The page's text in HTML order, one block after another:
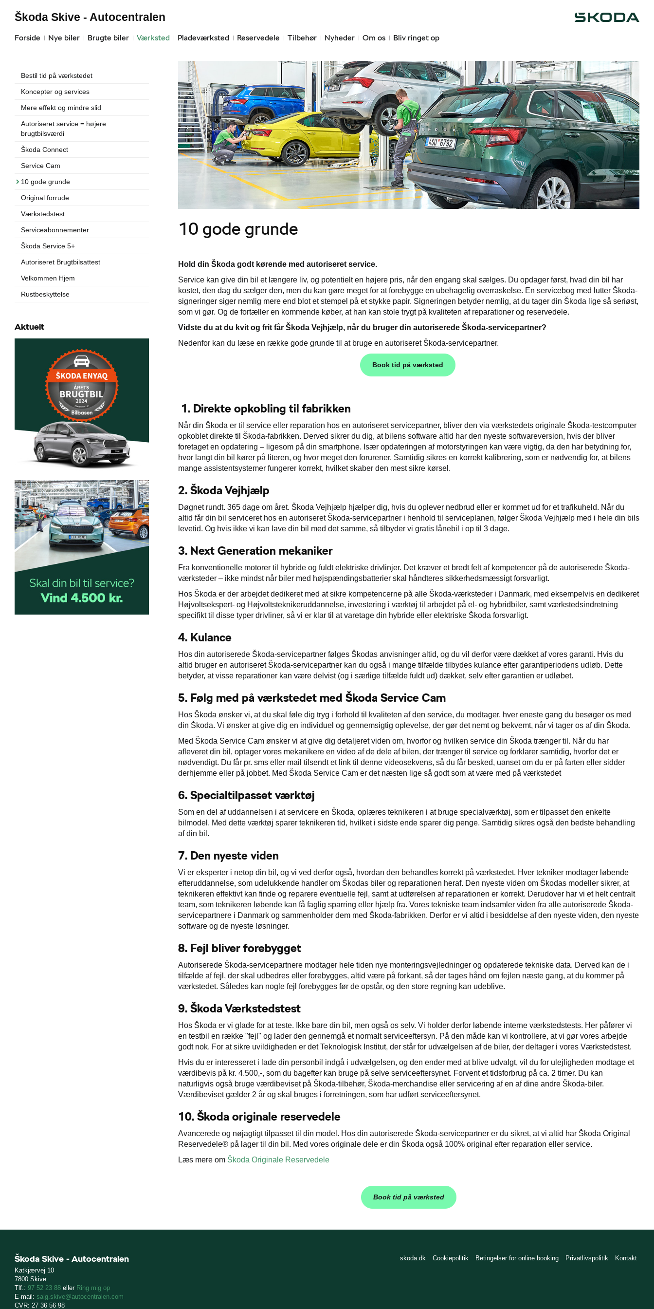
Forside Nye biler Brugte biler Værksted Pladeværksted Reservedele Tilbehør Nyheder Om os Bliv ringet op
Škoda Skive - Autocentralen
Bestil tid på værkstedet
Koncepter og services
Mere effekt og mindre slid
Autoriseret service = højere
brugtbilsværdi
Škoda Connect
Service Cam
10 gode grunde
Original forrude
Værkstedstest
Serviceabonnementer
Škoda Service 5+
Autoriseret Brugtbilsattest
Velkommen Hjem
Rustbeskyttelse
Aktuelt
10 gode grunde
Hold din Škoda godt kørende med autoriseret service.
Service kan give din bil et længere liv, og potentielt en højere pris, når den engang skal sælges. Du opdager først, hvad din bil har
kostet, den dag du sælger den, men du kan gøre meget for at forebygge en ubehagelig overraskelse. En servicebog med lutter Škoda-
signeringer siger nemlig mere end blot et stempel på et stykke papir. Signeringen betyder nemlig, at du tager din Škoda lige så seriøst,
som vi gør. Og de fortæller en kommende køber, at han kan stole trygt på kvaliteten af reparationer og reservedele.
Vidste du at du kvit og frit får Škoda Vejhjælp, når du bruger din autoriserede Škoda-servicepartner?
Nedenfor kan du læse en række gode grunde til at bruge en autoriseret Škoda-servicepartner.
Book tid på værksted
1. Direkte opkobling til fabrikken
Når din Škoda er til service eller reparation hos en autoriseret servicepartner, bliver den via værkstedets originale Škoda-testcomputer
opkoblet direkte til Škoda-fabrikken. Derved sikrer du dig, at bilens software altid har den nyeste softwareversion, hvis der bliver
foretaget en opdatering – ligesom på din smartphone. Især opdateringen af motorstyringen kan være vigtig, da den har betydning for,
hvor langt din bil kører på literen, og hvor meget den forurener. Samtidig sikres en korrekt kalibrering, som er nødvendig for, at bilens
mange assistentsystemer fungerer korrekt, hvilket skaber den mest sikre kørsel.
2. Škoda Vejhjælp
Døgnet rundt. 365 dage om året. Škoda Vejhjælp hjælper dig, hvis du oplever nedbrud eller er kommet ud for et trafikuheld. Når du
altid får din bil serviceret hos en autoriseret Škoda-servicepartner i henhold til serviceplanen, følger Škoda Vejhjælp med i hele din bils
levetid. Og hvis ikke vi kan lave din bil med det samme, så tilbyder vi gratis lånebil i op til 3 dage.
3. Next Generation mekaniker
Fra konventionelle motorer til hybride og fuldt elektriske drivlinjer. Det kræver et bredt felt af kompetencer på de autoriserede Škoda-
værksteder – ikke mindst når biler med højspændingsbatterier skal håndteres sikkerhedsmæssigt forsvarligt.
Hos Škoda er der arbejdet dedikeret med at sikre kompetencerne på alle Škoda-værksteder i Danmark, med eksempelvis en dedikeret
Højvoltsekspert- og Højvoltsteknikeruddannelse, investering i værktøj til arbejdet på el- og hybridbiler, samt værkstedsindretning
specifikt til disse typer drivliner, så vi er klar til at varetage din hybride eller elektriske Škoda forsvarligt.
4. Kulance
Hos din autoriserede Škoda-servicepartner følges Škodas anvisninger altid, og du vil derfor være dækket af vores garanti. Hvis du
altid bruger en autoriseret Škoda-servicepartner kan du også i mange tilfælde tilbydes kulance efter garantiperiodens udløb. Dette
betyder, at visse reparationer kan være delvist (og i særlige tilfælde fuldt ud) dækket, selv efter garantien er udløbet.
5. Følg med på værkstedet med Škoda Service Cam
Hos Škoda ønsker vi, at du skal føle dig tryg i forhold til kvaliteten af den service, du modtager, hver eneste gang du besøger os med
din Škoda. Vi ønsker at give dig en individuel og gennemsigtig oplevelse, der gør det nemt og bekvemt, når vi tager os af din Škoda.
Med Škoda Service Cam ønsker vi at give dig detaljeret viden om, hvorfor og hvilken service din Škoda trænger til. Når du har
afleveret din bil, optager vores mekanikere en video af de dele af bilen, der trænger til service og forklarer samtidig, hvorfor det er
nødvendigt. Du får pr. sms eller mail tilsendt et link til denne videosekvens, så du får besked, uanset om du er på farten eller sidder
derhjemme eller på jobbet. Med Škoda Service Cam er det næsten lige så godt som at være med på værkstedet
6. Specialtilpasset værktøj
Som en del af uddannelsen i at servicere en Škoda, oplæres teknikeren i at bruge specialværktøj, som er tilpasset den enkelte
bilmodel. Med dette værktøj sparer teknikeren tid, hvilket i sidste ende sparer dig penge. Samtidig sikres også den bedste behandling
af din bil.
7. Den nyeste viden
Vi er eksperter i netop din bil, og vi ved derfor også, hvordan den behandles korrekt på værkstedet. Hver tekniker modtager løbende
efteruddannelse, som udelukkende handler om Škodas biler og reparationen heraf. Den nyeste viden om Škodas modeller sikrer, at
teknikeren effektivt kan finde og reparere eventuelle fejl, samt at udførelsen af reparationen er korrekt. Derudover har vi et helt centralt
team, som teknikeren løbende kan få faglig sparring eller hjælp fra. Vores tekniske team indsamler viden fra alle autoriserede Škoda-
servicepartnere i Danmark og sammenholder dem med Škoda-fabrikken. Derfor er vi altid i besiddelse af den nyeste viden, den nyeste
software og de nyeste løsninger.
8. Fejl bliver forebygget
Autoriserede Škoda-servicepartnere modtager hele tiden nye monteringsvejledninger og opdaterede tekniske data. Derved kan de i
tilfælde af fejl, der skal udbedres eller forebygges, altid være på forkant, så der tages hånd om fejlen næste gang, at du kommer på
værkstedet. Således kan nogle fejl forebygges før de opstår, og den store regning kan udeblive.
9. Škoda Værkstedstest
Hos Škoda er vi glade for at teste. Ikke bare din bil, men også os selv. Vi holder derfor løbende interne værkstedstests. Her påfører vi
en testbil en række "fejl" og lader den gennemgå et normalt serviceeftersyn. På den måde kan vi kontrollere, at vi gør vores arbejde
godt nok. For at sikre uvildigheden er det Teknologisk Institut, der står for udvælgelsen af de biler, der deltager i vores Værkstedstest.
Hvis du er interesseret i lade din personbil indgå i udvælgelsen, og den ender med at blive udvalgt, vil du for ulejligheden modtage et
værdibevis på kr. 4.500,-, som du bagefter kan bruge på selve serviceeftersynet. Forvent et tidsforbrug på ca. 2 timer. Du kan
naturligvis også bruge værdibeviset på Škoda-tilbehør, Škoda-merchandise eller servicering af en af dine andre Škoda-biler.
Værdibeviset gælder 2 år og skal bruges i forretningen, som har udført serviceeftersynet.
10. Škoda originale reservedele
Avancerede og nøjagtigt tilpasset til din model. Hos din autoriserede Škoda-servicepartner er du sikret, at vi altid har Škoda Original
Reservedele® på lager til din bil. Med vores originale dele er din Škoda også 100% original efter reparation eller service.
Læs mere om Škoda Originale Reservedele
Book tid på værksted
Škoda Skive - Autocentralen
Katkjærvej 10
7800 Skive
Tlf.: 97 52 23 88 eller Ring mig op
E-mail: salg.skive@autocentralen.com
CVR: 27 36 56 98
skoda.dk Cookiepolitik Betingelser for online booking Privatlivspolitik Kontakt